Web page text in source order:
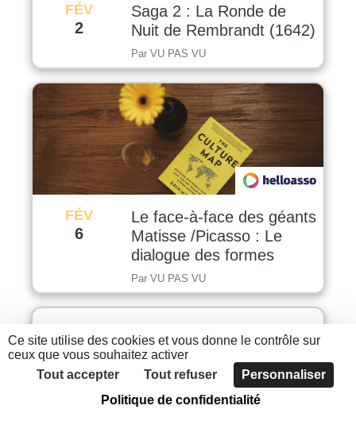
FÉV
2
Saga 2 : La Ronde de
Nuit de Rembrandt (1642)
Par VU PAS VU
FÉV
6
Le face-à-face des géants
Matisse /Picasso : Le
dialogue des formes
Par VU PAS VU
Ce site utilise des cookies et vous donne le contrôle sur
ceux que vous souhaitez activer
Tout accepter
Tout refuser
Personnaliser
Politique de confidentialité